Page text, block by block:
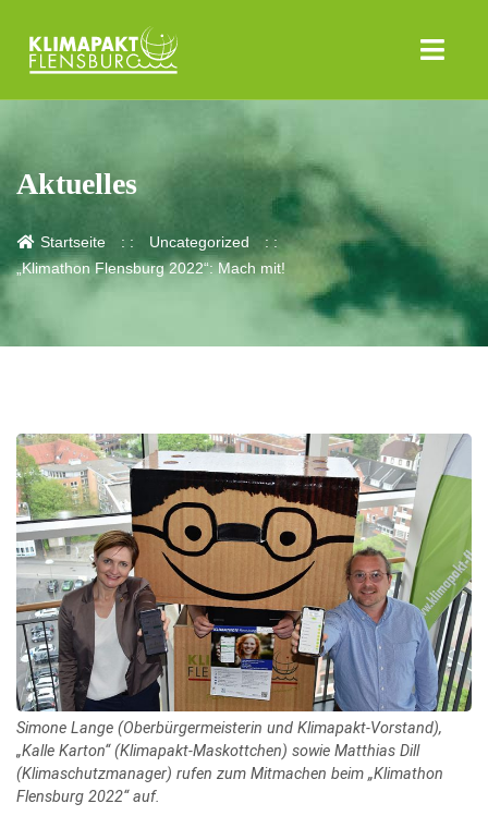
Aktuelles
Startseite
Uncategorized
„Klimathon Flensburg 2022“: Mach mit!
Simone Lange (Oberbürgermeisterin und Klimapakt-Vorstand),
„Kalle Karton“ (Klimapakt-Maskottchen) sowie Matthias Dill
(Klimaschutzmanager) rufen zum Mitmachen beim „Klimathon
Flensburg 2022“ auf.